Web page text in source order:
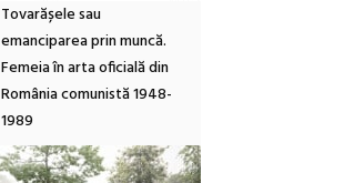
Tovarășele sau
emanciparea prin muncă.
Femeia în arta oficială din
România comunistă 1948-
1989